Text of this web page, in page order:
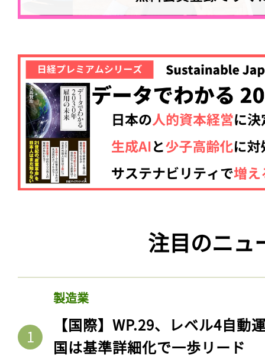
注目のニュ
製造業
【国際】WP.29、レベル4自動
国は基準詳細化で一歩リード